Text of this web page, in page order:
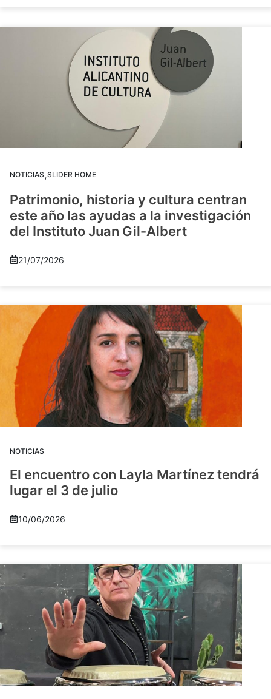
NOTICIAS,SLIDER HOME
Patrimonio, historia y cultura centran
este año las ayudas a la investigación
del Instituto Juan Gil-Albert
21/07/2026
NOTICIAS
El encuentro con Layla Martínez tendrá
lugar el 3 de julio
10/06/2026